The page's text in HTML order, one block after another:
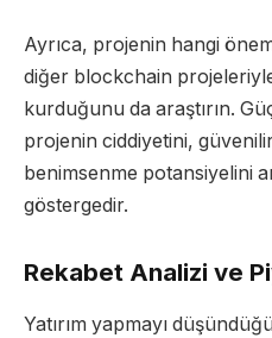
Ayrıca, projenin hangi
diğer blockchain
kurduğunu da araştırın.
projenin ciddiyetini,
benimsenme potansiyelini
göstergedir.
Rekabet Analizi ve
Yatırım yapmayı